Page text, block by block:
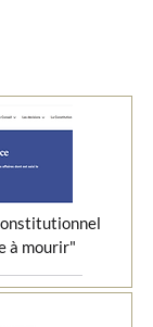
à mourir"